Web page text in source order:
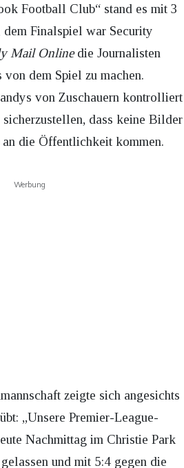
Football Club“ stand es mit 3
dem Finalspiel war Security
Mail Onlinedie Journalisten
dem Spiel zu machen.
von Zuschauern kontrolliert
dass keine Bilder
die Öffentlichkeit kommen.
Werbung
zeigte sich angesichts
„Unsere Premier-League-
Nachmittag im Christie Park
und mit 5:4 gegen die